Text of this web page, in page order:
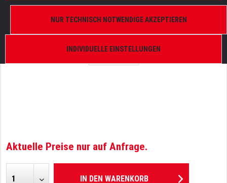
Aktuelle Preise nur auf Anfrage.
IN DEN WARENKORB
INDIVIDUELLE EINSTELLUNGEN
NUR TECHNISCH NOTWENDIGE AKZEPTIEREN